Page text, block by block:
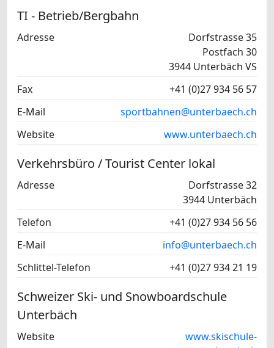
TI - Betrieb/Bergbahn
Adresse
Dorfstrasse 35
Postfach 30
3944 Unterbäch VS
Fax
+41 (0)27 934 56 57
E-Mail
sportbahnen@unterbaech.ch
Website
www.unterbaech.ch
Verkehrsbüro / Tourist Center lokal
Adresse
Dorfstrasse 32
3944 Unterbäch
Telefon
+41 (0)27 934 56 56
E-Mail
info@unterbaech.ch
Schlittel-Telefon
+41 (0)27 934 21 19
Schweizer Ski- und Snowboardschule
Unterbäch
Website
www.skischule-